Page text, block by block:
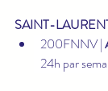
SAINT-
200FNNV |
24h par